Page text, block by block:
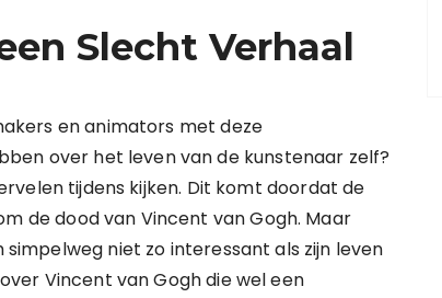
Slecht Verhaal
en animators met deze
over het leven van de kunstenaar zelf?
tijdens kijken. Dit komt doordat de
de dood van Vincent van Gogh. Maar
niet zo interessant als zijn leven
Vincent van Gogh die wel een